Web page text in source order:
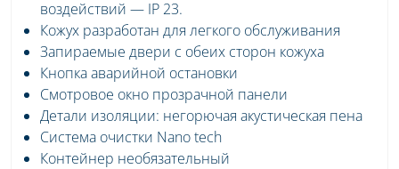
воздействий — IP 23.
Кожух разработан для легкого обслуживания
Запираемые двери с обеих сторон кожуха
Кнопка аварийной остановки
Смотровое окно прозрачной панели
Детали изоляции: негорючая акустическая пена
Система очистки Nano tech
Контейнер необязательный